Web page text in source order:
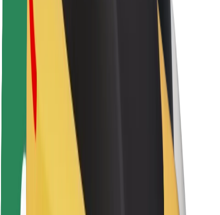
Sərnişin təhlükəsizliyi
Sürücü təhlükəsizliyi
Skuter təhlükəsizliyi
Təhlükəsizlik Laboratoriyası
Şəhərlər
Məkanlar
Şəhər mühiti üçün həllər
Hava limanları
Bolt enerji doldurma stansiyaları
Sərnişinlər üçün
Sürücülər üçün